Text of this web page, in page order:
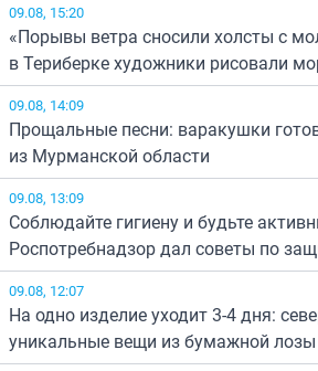
09.08, 15:20
«Порывы ветра сносили холсты с
в Териберке художники рисовали
09.08, 14:09
Прощальные песни: варакушки
из Мурманской области
09.08, 13:09
Соблюдайте гигиену и будьте
Роспотребнадзор дал советы по
09.08, 12:07
На одно изделие уходит 3-4 дня:
уникальные вещи из бумажной лозы